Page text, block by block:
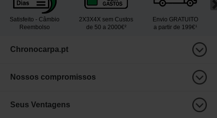
Satisfeito - Câmbio
Reembolso
2X3X4X sem Custos
de 50 a 2000€²
Envio GRATUITO
a partir de 199€¹
Chronocarpa.pt
Nossos compromissos
Seus Ventagens